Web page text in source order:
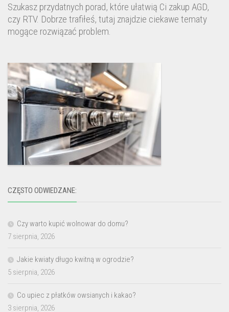
Szukasz przydatnych porad, które ułatwią Ci zakup AGD,
czy RTV. Dobrze trafiłeś, tutaj znajdzie ciekawe tematy
mogące rozwiązać problem.
CZĘSTO ODWIEDZANE:
Czy warto kupić wolnowar do domu?
7 sierpnia, 2026
Jakie kwiaty długo kwitną w ogrodzie?
5 sierpnia, 2026
Co upiec z płatków owsianych i kakao?
3 sierpnia, 2026